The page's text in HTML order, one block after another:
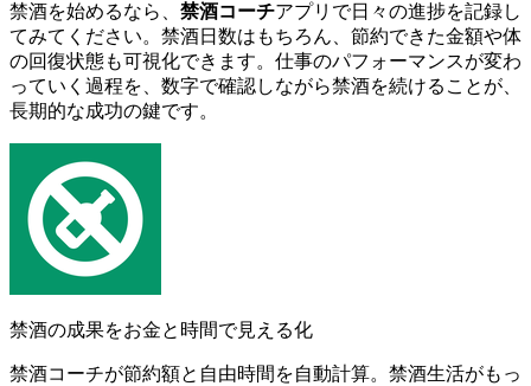
禁酒を始めるなら、 禁酒コーチアプリで日々の進捗を記録し
てみてください。禁酒日数はもちろん、節約できた金額や体
の回復状態も可視化できます。仕事のパフォーマンスが変わ
っていく過程を、数字で確認しながら禁酒を続けることが、
長期的な成功の鍵です。
禁酒の成果をお金と時間で見える化
禁酒コーチが節約額と自由時間を自動計算。禁酒生活がもっ